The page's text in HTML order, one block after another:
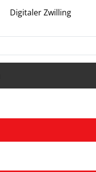
Digitaler Zwilling